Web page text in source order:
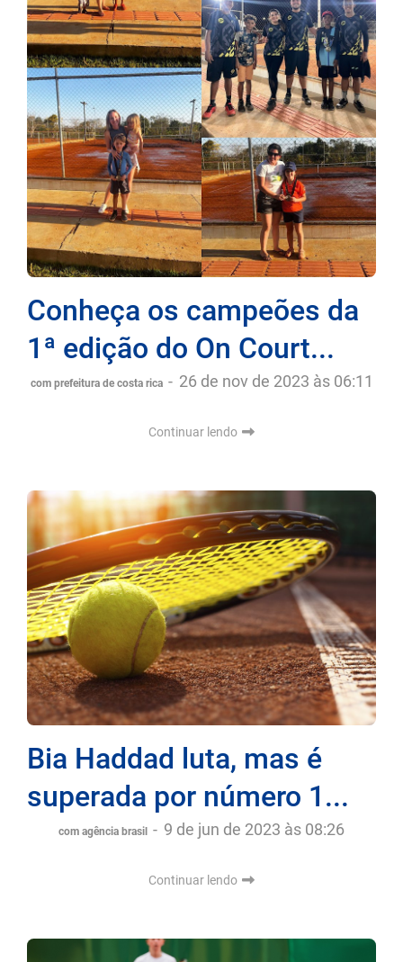
Conheça os campeões da
1ª edição do On Court...
com prefeitura de costa rica - 26 de nov de 2023 às 06:11
Continuar lendo
Bia Haddad luta, mas é
superada por número 1...
com agência brasil - 9 de jun de 2023 às 08:26
Continuar lendo